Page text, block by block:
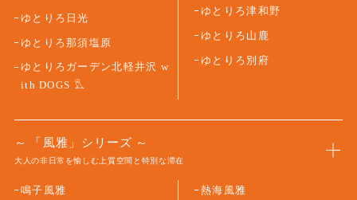
ゆとりろ日光
ゆとりろ那須塩原
ゆとりろガーデン北軽井沢 w
ith DOGS
ゆとりろ津和野
ゆとりろ山鹿
ゆとりろ別府
「風雅」シリーズ
大人の非日常を愉しむ上質空間と特別な滞在
鳴子風雅 熱海風雅